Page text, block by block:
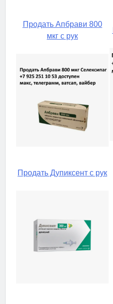
Продать Апбрави 800
мкг с рук
Продать Дупиксент с рук